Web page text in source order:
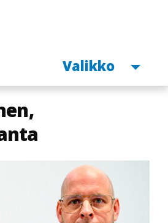
Avaa
Valikko